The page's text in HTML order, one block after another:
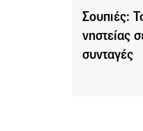
Σουπιές:
νηστείας
συνταγές